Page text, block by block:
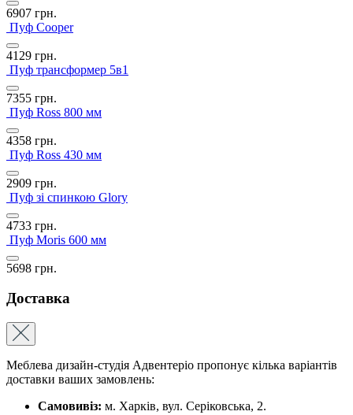
6907 грн.
Пуф Cooper
4129 грн.
Пуф трансформер 5в1
7355 грн.
Пуф Ross 800 мм
4358 грн.
Пуф Ross 430 мм
2909 грн.
Пуф зі спинкою Glory
4733 грн.
Пуф Moris 600 мм
5698 грн.
Доставка
Меблева дизайн-студія Адвентеріо пропонує кілька варіантів
доставки ваших замовлень:
Самовивіз: м. Харків, вул. Серіковська, 2.